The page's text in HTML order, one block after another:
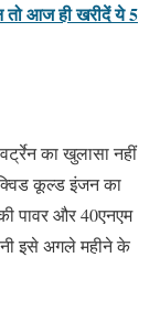
तो आज ही खरीदें ये 5
का खुलासा नहीं
कूल्ड इंजन का
पावर और 40एनएम
इसे अगले महीने के